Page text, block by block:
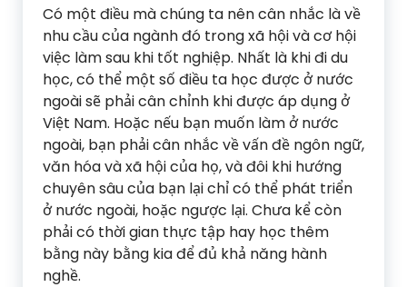
Có một điều mà chúng ta nên cân nhắc là về
nhu cầu của ngành đó trong xã hội và cơ hội
việc làm sau khi tốt nghiệp. Nhất là khi đi du
học, có thể một số điều ta học được ở nước
ngoài sẽ phải cân chỉnh khi được áp dụng ở
Việt Nam. Hoặc nếu bạn muốn làm ở nước
ngoài, bạn phải cân nhắc về vấn đề ngôn ngữ,
văn hóa và xã hội của họ, và đôi khi hướng
chuyên sâu của bạn lại chỉ có thể phát triển
ở nước ngoài, hoặc ngược lại. Chưa kể còn
phải có thời gian thực tập hay học thêm
bằng này bằng kia để đủ khả năng hành
nghề.